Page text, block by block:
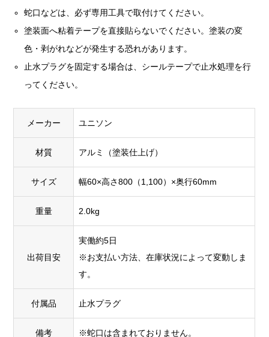
蛇口などは、必ず専用工具で取付けてください。
塗装面へ粘着テープを直接貼らないでください。塗装の変
色・剥がれなどが発生する恐れがあります。
止水プラグを固定する場合は、シールテープで止水処理を行
ってください。
メーカー ユニソン
材質 アルミ（塗装仕上げ）
サイズ 幅60×高さ800（1,100）×奥行60mm
重量 2.0kg
出荷目安
実働約5日
※お支払い方法、在庫状況によって変動しま
す。
付属品 止水プラグ
備考 ※蛇口は含まれておりません。